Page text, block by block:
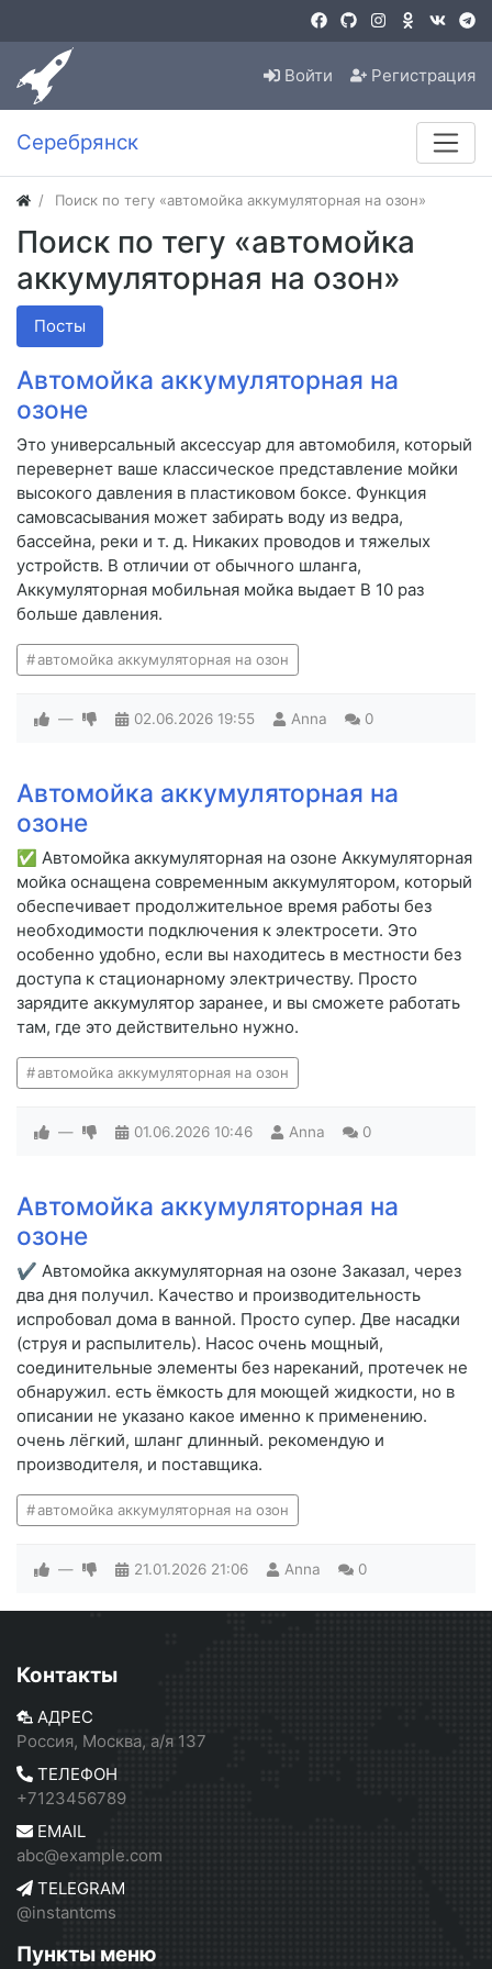
Войти Регистрация
Серебрянск
Поиск по тегу «автомойка аккумуляторная на озон»
Поиск по тегу «автомойка
аккумуляторная на озон»
Посты
Автомойка аккумуляторная на
озоне
Это универсальный аксессуар для автомобиля, который
перевернет ваше классическое представление мойки
высокого давления в пластиковом боксе. Функция
самовсасывания может забирать воду из ведра,
бассейна, реки и т. д. Никаких проводов и тяжелых
устройств. В отличии от обычного шланга,
Аккумуляторная мобильная мойка выдает В 10 раз
больше давления.
автомойка аккумуляторная на озон
— 02.06.2026 19:55 Anna 0
Автомойка аккумуляторная на
озоне
✅ Автомойка аккумуляторная на озоне Аккумуляторная
мойка оснащена современным аккумулятором, который
обеспечивает продолжительное время работы без
необходимости подключения к электросети. Это
особенно удобно, если вы находитесь в местности без
доступа к стационарному электричеству. Просто
зарядите аккумулятор заранее, и вы сможете работать
там, где это действительно нужно.
автомойка аккумуляторная на озон
— 01.06.2026 10:46 Anna 0
Автомойка аккумуляторная на
озоне
✔ Автомойка аккумуляторная на озоне Заказал, через
два дня получил. Качество и производительность
испробовал дома в ванной. Просто супер. Две насадки
(струя и распылитель). Насос очень мощный,
соединительные элементы без нареканий, протечек не
обнаружил. есть ёмкость для моющей жидкости, но в
описании не указано какое именно к применению.
очень лёгкий, шланг длинный. рекомендую и
производителя, и поставщика.
автомойка аккумуляторная на озон
— 21.01.2026 21:06 Anna 0
Контакты
АДРЕС
Россия, Москва, а/я 137
ТЕЛЕФОН
+7123456789
EMAIL
abc@example.com
TELEGRAM
@instantcms
Пункты меню